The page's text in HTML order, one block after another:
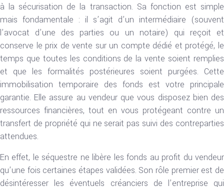
à la sécurisation de la transaction. Sa fonction est simple
mais fondamentale : il s’agit d’un intermédiaire (souvent
l’avocat d’une des parties ou un notaire) qui reçoit et
conserve le prix de vente sur un compte dédié et protégé, le
temps que toutes les conditions de la vente soient remplies
et que les formalités postérieures soient purgées. Cette
immobilisation temporaire des fonds est votre principale
garantie. Elle assure au vendeur que vous disposez bien des
ressources financières, tout en vous protégeant contre un
transfert de propriété qui ne serait pas suivi des contreparties
attendues.
En effet, le séquestre ne libère les fonds au profit du vendeur
qu’une fois certaines étapes validées. Son rôle premier est de
désintéresser les éventuels créanciers de l’entreprise qui